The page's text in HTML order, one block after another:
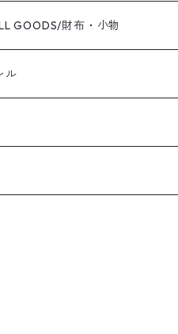
ピアス
カフ
バングル・ブレスレット
ーゴールド
GOODS/財布・小物
ル
ャツ・ブラウス